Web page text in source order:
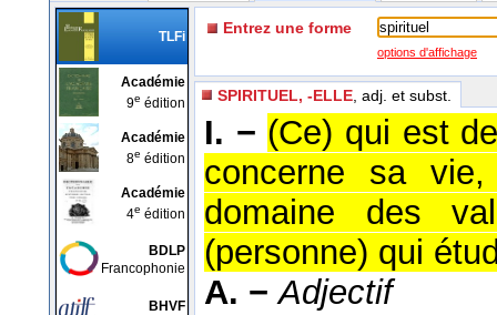
TLFi
Académie
9e édition
Académie
8e édition
Académie
4e édition
BDLP
Francophonie
BHVF
Entrez une forme
options d'affichage
SPIRITUEL, -ELLE , adj. et subst.
I. − (Ce) qui est
concerne sa
domaine des
(personne) qui
A. − Adjectif